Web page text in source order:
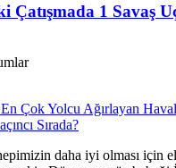
Çatışmada 1 Savaş
Çok Yolcu Ağırlayan
Sırada?
daha iyi olması için